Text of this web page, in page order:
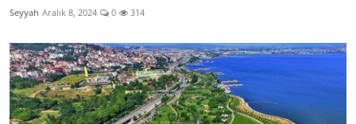
Seyyah Aralık 8, 2024 0 314